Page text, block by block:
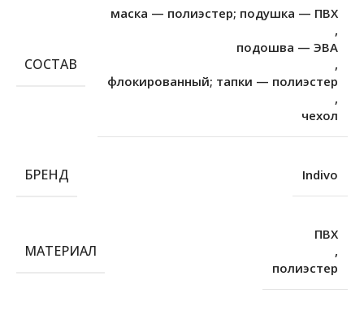
СОСТАВ
маска — полиэстер; подушка — ПВХ
,
подошва — ЭВА
,
флокированный; тапки — полиэстер
,
чехол
БРЕНД Indivo
МАТЕРИАЛ
ПВХ
,
полиэстер